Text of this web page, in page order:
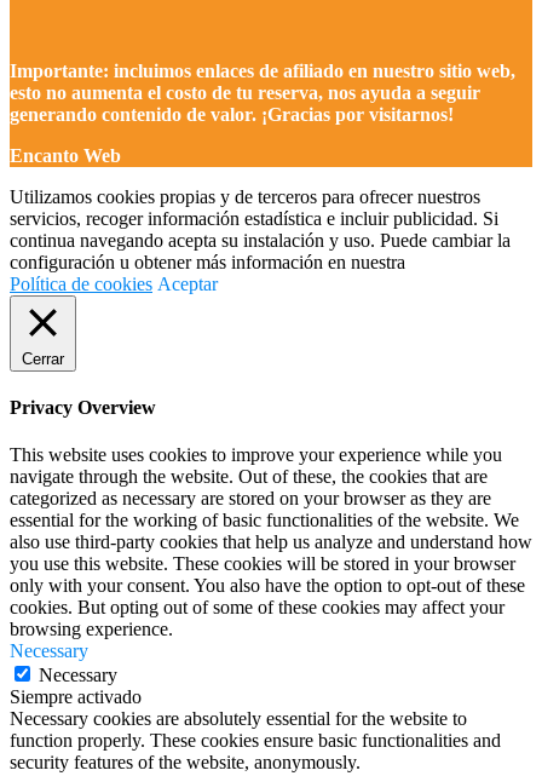
Importante: incluimos enlaces de afiliado en nuestro sitio web,
esto no aumenta el costo de tu reserva, nos ayuda a seguir
generando contenido de valor. ¡Gracias por visitarnos!
Encanto Web
Utilizamos cookies propias y de terceros para ofrecer nuestros
servicios, recoger información estadística e incluir publicidad. Si
continua navegando acepta su instalación y uso. Puede cambiar la
configuración u obtener más información en nuestra
Política de cookies Aceptar
Cerrar
Privacy Overview
This website uses cookies to improve your experience while you
navigate through the website. Out of these, the cookies that are
categorized as necessary are stored on your browser as they are
essential for the working of basic functionalities of the website. We
also use third-party cookies that help us analyze and understand how
you use this website. These cookies will be stored in your browser
only with your consent. You also have the option to opt-out of these
cookies. But opting out of some of these cookies may affect your
browsing experience.
Necessary
Necessary
Siempre activado
Necessary cookies are absolutely essential for the website to
function properly. These cookies ensure basic functionalities and
security features of the website, anonymously.